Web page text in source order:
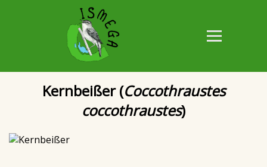
Kernbeißer (Coccothraustes
coccothraustes)